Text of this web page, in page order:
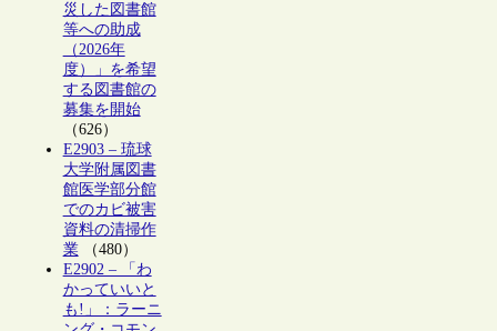
災した図書館
等への助成
（2026年
度）」を希望
する図書館の
募集を開始
（626）
E2903 – 琉球
大学附属図書
館医学部分館
でのカビ被害
資料の清掃作
業（480）
E2902 – 「わ
かっていいと
も!」：ラーニ